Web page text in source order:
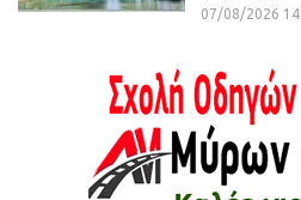
07/08/2026